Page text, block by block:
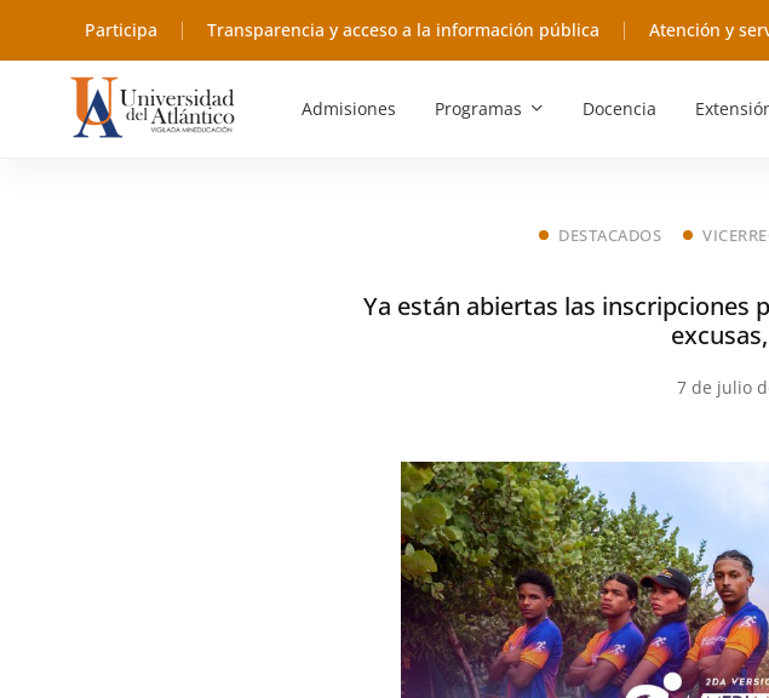
Participa Transparencia y acceso a la información pública Atención y
Admisiones Programas Docencia
DESTACADOS
Ya están abiertas las inscripciones
7 de julio